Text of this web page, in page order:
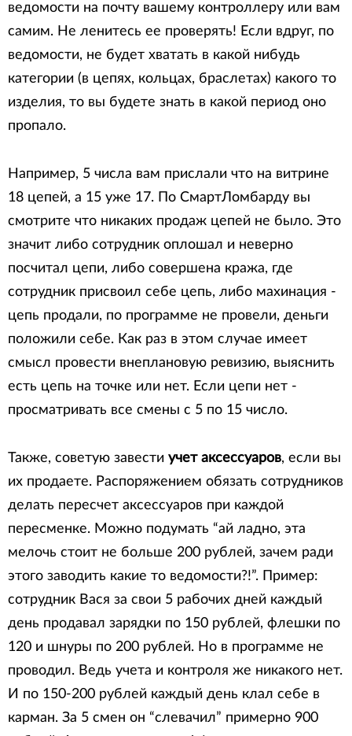
ведомости на почту вашему контроллеру или вам
самим. Не ленитесь ее проверять! Если вдруг, по
ведомости, не будет хватать в какой нибудь
категории (в цепях, кольцах, браслетах) какого то
изделия, то вы будете знать в какой период оно
пропало.
Например, 5 числа вам прислали что на витрине
18 цепей, а 15 уже 17. По СмартЛомбарду вы
смотрите что никаких продаж цепей не было. Это
значит либо сотрудник оплошал и неверно
посчитал цепи, либо совершена кража, где
сотрудник присвоил себе цепь, либо махинация -
цепь продали, по программе не провели, деньги
положили себе. Как раз в этом случае имеет
смысл провести внеплановую ревизию, выяснить
есть цепь на точке или нет. Если цепи нет -
просматривать все смены с 5 по 15 число.
Также, советую завести учет аксессуаров, если вы
их продаете. Распоряжением обязать сотрудников
делать пересчет аксессуаров при каждой
пересменке. Можно подумать “ай ладно, эта
мелочь стоит не больше 200 рублей, зачем ради
этого заводить какие то ведомости?!”. Пример:
сотрудник Вася за свои 5 рабочих дней каждый
день продавал зарядки по 150 рублей, флешки по
120 и шнуры по 200 рублей. Но в программе не
проводил. Ведь учета и контроля же никакого нет.
И по 150-200 рублей каждый день клал себе в
карман. За 5 смен он “слевачил” примерно 900